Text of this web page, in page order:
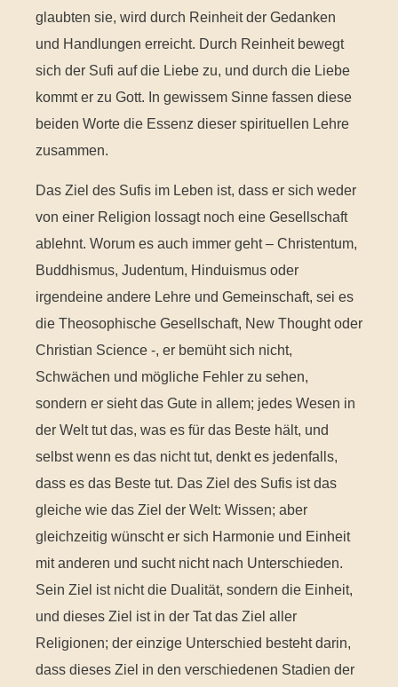
glaubten sie, wird durch Reinheit der Gedanken
und Handlungen erreicht. Durch Reinheit bewegt
sich der Sufi auf die Liebe zu, und durch die Liebe
kommt er zu Gott. In gewissem Sinne fassen diese
beiden Worte die Essenz dieser spirituellen Lehre
zusammen.
Das Ziel des Sufis im Leben ist, dass er sich weder
von einer Religion lossagt noch eine Gesellschaft
ablehnt. Worum es auch immer geht – Christentum,
Buddhismus, Judentum, Hinduismus oder
irgendeine andere Lehre und Gemeinschaft, sei es
die Theosophische Gesellschaft, New Thought oder
Christian Science -, er bemüht sich nicht,
Schwächen und mögliche Fehler zu sehen,
sondern er sieht das Gute in allem; jedes Wesen in
der Welt tut das, was es für das Beste hält, und
selbst wenn es das nicht tut, denkt es jedenfalls,
dass es das Beste tut. Das Ziel des Sufis ist das
gleiche wie das Ziel der Welt: Wissen; aber
gleichzeitig wünscht er sich Harmonie und Einheit
mit anderen und sucht nicht nach Unterschieden.
Sein Ziel ist nicht die Dualität, sondern die Einheit,
und dieses Ziel ist in der Tat das Ziel aller
Religionen; der einzige Unterschied besteht darin,
dass dieses Ziel in den verschiedenen Stadien der